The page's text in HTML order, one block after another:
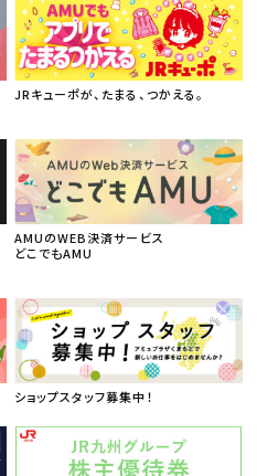
JRキューポが、たまる、つかえる。
AMUのWEB決済サービス
どこでもAMU
ショップスタッフ募集中！